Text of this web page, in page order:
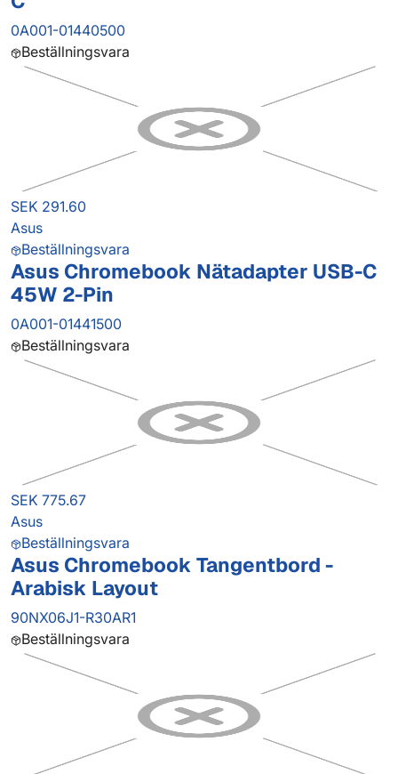
0A001-01440500
Beställningsvara
SEK 291.60
Asus
Beställningsvara
Asus Chromebook Nätadapter USB-C
45W 2-Pin
0A001-01441500
Beställningsvara
SEK 775.67
Asus
Beställningsvara
Asus Chromebook Tangentbord -
Arabisk Layout
90NX06J1-R30AR1
Beställningsvara